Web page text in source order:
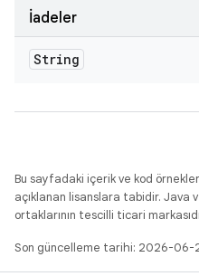
İadeler
String
Bu sayfadaki içerik ve kod
açıklanan lisanslara tabidir. Java
ortaklarının tescilli ticari
Son güncelleme tarihi: 2026-06-